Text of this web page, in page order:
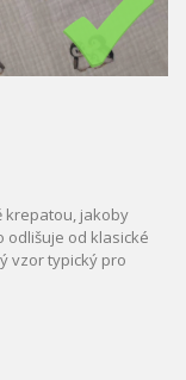
krepatou, jakoby
odlišuje od klasické
vzor typický pro